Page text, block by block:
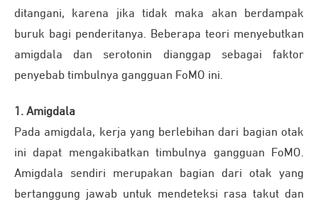
ditangani, karena jika tidak maka akan berdampak
buruk bagi penderitanya. Beberapa teori menyebutkan
amigdala dan serotonin dianggap sebagai faktor
penyebab timbulnya gangguan FoMO ini.
1. Amigdala
Pada amigdala, kerja yang berlebihan dari bagian otak
ini dapat mengakibatkan timbulnya gangguan FoMO.
Amigdala sendiri merupakan bagian dari otak yang
bertanggung jawab untuk mendeteksi rasa takut dan